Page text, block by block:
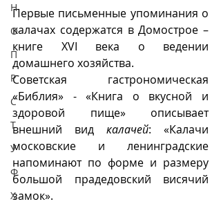
Н
О
П
Р
С
Т
У
Ф
Х
Первые письменные упоминания о
калачах содержатся в Домострое –
книге XVI века о ведении
домашнего хозяйства.
Советская гастрономическая
«Библия» - «Книга о вкусной и
здоровой пище» описывает
внешний вид калачей: «Калачи
московские и ленинградские
напоминают по форме и размеру
большой прадедовский висячий
замок».